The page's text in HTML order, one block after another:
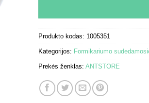
Produkto kodas: 1005351
Kategorijos: Formikariumo
Prekės ženklas: ANTSTORE